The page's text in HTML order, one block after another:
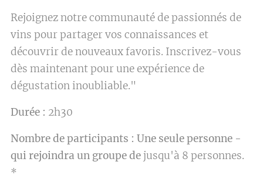
Rejoignez notre communauté de passionnés de
vins pour partager vos connaissances et
découvrir de nouveaux favoris. Inscrivez-vous
dès maintenant pour une expérience de
dégustation inoubliable."
Durée : 2h30
Nombre de participants : Une seule personne -
qui rejoindra un groupe dejusqu'à 8 personnes.
*